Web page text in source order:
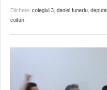
Etichete: colegiul 3 daniel funeriu
coifan